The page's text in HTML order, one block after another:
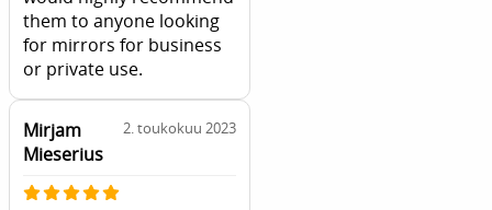
them to anyone looking
for mirrors for business
or private use.
Mirjam
Mieserius
2. toukokuu 2023